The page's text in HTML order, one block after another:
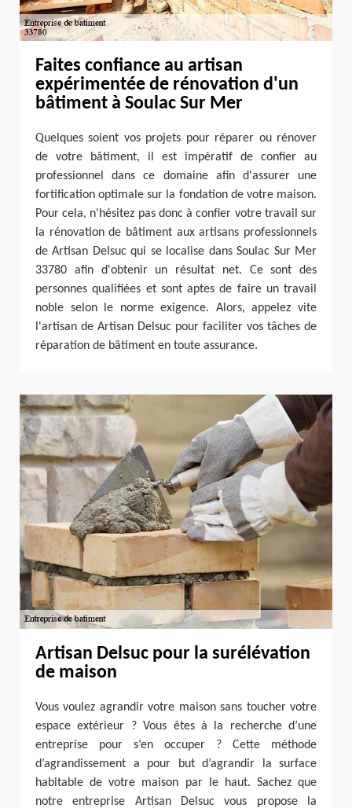
Faites confiance au artisan
expérimentée de rénovation d'un
bâtiment à Soulac Sur Mer
Quelques soient vos projets pour réparer ou rénover
de votre bâtiment, il est impératif de confier au
professionnel dans ce domaine afin d'assurer une
fortification optimale sur la fondation de votre maison.
Pour cela, n'hésitez pas donc à confier votre travail sur
la rénovation de bâtiment aux artisans professionnels
de Artisan Delsuc qui se localise dans Soulac Sur Mer
33780 afin d'obtenir un résultat net. Ce sont des
personnes qualifiées et sont aptes de faire un travail
noble selon le norme exigence. Alors, appelez vite
l'artisan de Artisan Delsuc pour faciliter vos tâches de
réparation de bâtiment en toute assurance.
Artisan Delsuc pour la surélévation
de maison
Vous voulez agrandir votre maison sans toucher votre
espace extérieur ? Vous êtes à la recherche d’une
entreprise pour s’en occuper ? Cette méthode
d’agrandissement a pour but d’agrandir la surface
habitable de votre maison par le haut. Sachez que
notre entreprise Artisan Delsuc vous propose la